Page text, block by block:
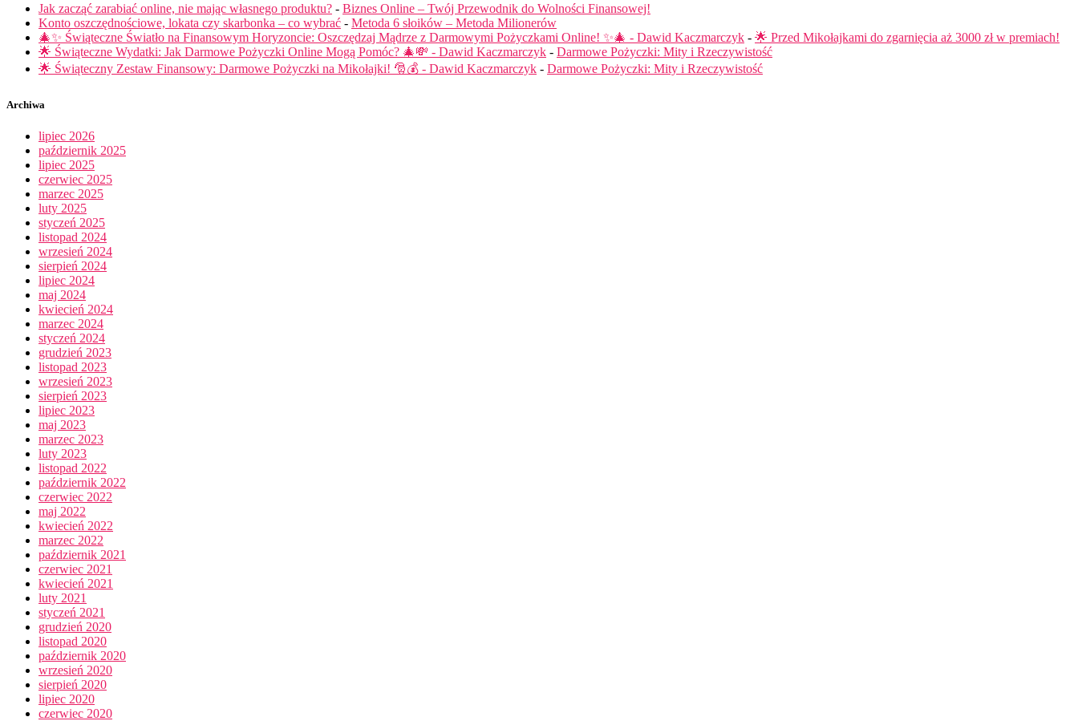
Jak zacząć zarabiać online, nie mając własnego produktu? - Biznes Online – Twój Przewodnik do Wolności Finansowej!
Konto oszczędnościowe, lokata czy skarbonka – co wybrać - Metoda 6 słoików – Metoda Milionerów
🎄✨ Świąteczne Światło na Finansowym Horyzoncie: Oszczędzaj Mądrze z Darmowymi Pożyczkami Online! ✨🎄 - Dawid Kaczmarczyk - 🌟 Przed Mikołajkami do zgarnięcia aż 3000 zł w premiach!
🌟 Świąteczne Wydatki: Jak Darmowe Pożyczki Online Mogą Pomóc? 🎄💸 - Dawid Kaczmarczyk - Darmowe Pożyczki: Mity i Rzeczywistość
🌟 Świąteczny Zestaw Finansowy: Darmowe Pożyczki na Mikołajki! 🎅💰 - Dawid Kaczmarczyk - Darmowe Pożyczki: Mity i Rzeczywistość
Archiwa
lipiec 2026
październik 2025
lipiec 2025
czerwiec 2025
marzec 2025
luty 2025
styczeń 2025
listopad 2024
wrzesień 2024
sierpień 2024
lipiec 2024
maj 2024
kwiecień 2024
marzec 2024
styczeń 2024
grudzień 2023
listopad 2023
wrzesień 2023
sierpień 2023
lipiec 2023
maj 2023
marzec 2023
luty 2023
listopad 2022
październik 2022
czerwiec 2022
maj 2022
kwiecień 2022
marzec 2022
październik 2021
czerwiec 2021
kwiecień 2021
luty 2021
styczeń 2021
grudzień 2020
listopad 2020
październik 2020
wrzesień 2020
sierpień 2020
lipiec 2020
czerwiec 2020